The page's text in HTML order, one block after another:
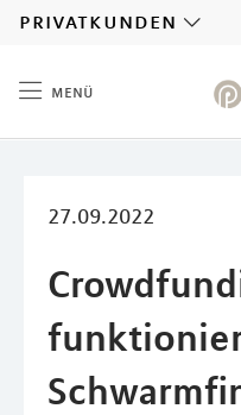
privatkunden
menü
27.09.2022